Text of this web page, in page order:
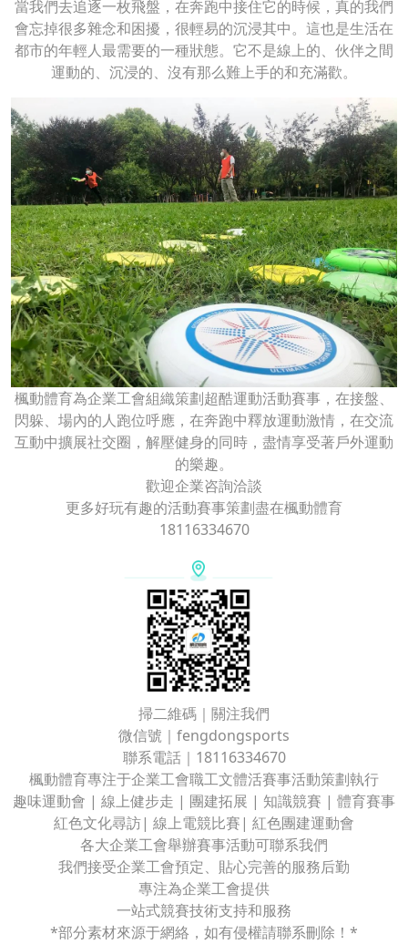
當我們去追逐一枚飛盤，在奔跑中接住它的時候，真的我們
會忘掉很多雜念和困擾，很輕易的沉浸其中。這也是生活在
都市的年輕人最需要的一種狀態。它不是線上的、伙伴之間
運動的、沉浸的、沒有那么難上手的和充滿歡。
楓動體育為企業工會組織策劃超酷運動活動賽事，在接盤、
閃躲、場內的人跑位呼應，在奔跑中釋放運動激情，在交流
互動中擴展社交圈，解壓健身的同時，盡情享受著戶外運動
的樂趣。
歡迎企業咨詢洽談
更多好玩有趣的活動賽事策劃盡在楓動體育
18116334670
掃二維碼｜關注我們
微信號｜fengdongsports
聯系電話｜18116334670
楓動體育專注于企業工會職工文體活賽事活動策劃執行
趣味運動會 | 線上健步走 | 團建拓展 | 知識競賽 | 體育賽事
紅色文化尋訪| 線上電競比賽| 紅色團建運動會
各大企業工會舉辦賽事活動可聯系我們
我們接受企業工會預定、貼心完善的服務后勤
專注為企業工會提供
一站式競賽技術支持和服務
*部分素材來源于網絡，如有侵權請聯系刪除！*